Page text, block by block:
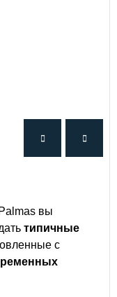
вы
типичные
с